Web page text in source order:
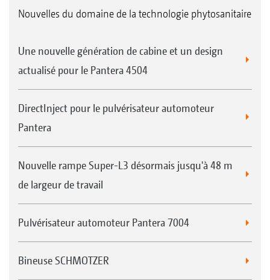
Nouvelles du domaine de la technologie phytosanitaire
Une nouvelle génération de cabine et un design
actualisé pour le Pantera 4504
DirectInject pour le pulvérisateur automoteur
Pantera
Nouvelle rampe Super-L3 désormais jusqu'à 48 m
de largeur de travail
Pulvérisateur automoteur Pantera 7004
Bineuse SCHMOTZER